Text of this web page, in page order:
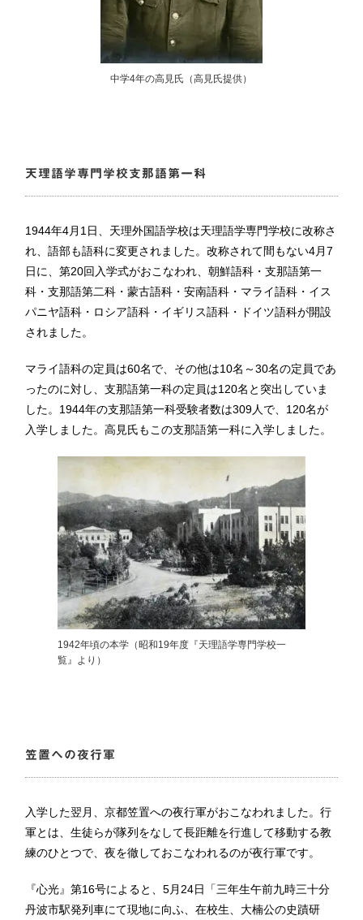
中学4年の高見氏（高見氏提供）
天理語学専門学校支那語第一科
1944年4月1日、天理外国語学校は天理語学専門学校に改称さ
れ、語部も語科に変更されました。改称されて間もない4月7
日に、第20回入学式がおこなわれ、朝鮮語科・支那語第一
科・支那語第二科・蒙古語科・安南語科・マライ語科・イス
パニヤ語科・ロシア語科・イギリス語科・ドイツ語科が開設
されました。
マライ語科の定員は60名で、その他は10名～30名の定員であ
ったのに対し、支那語第一科の定員は120名と突出していま
した。1944年の支那語第一科受験者数は309人で、120名が
入学しました。高見氏もこの支那語第一科に入学しました。
1942年頃の本学（昭和19年度『天理語学専門学校一
覧』より）
笠置への夜行軍
入学した翌月、京都笠置への夜行軍がおこなわれました。行
軍とは、生徒らが隊列をなして長距離を行進して移動する教
練のひとつで、夜を徹しておこなわれるのが夜行軍です。
『心光』第16号によると、5月24日「三年生午前九時三十分
丹波市駅発列車にて現地に向ふ、在校生、大楠公の史蹟研